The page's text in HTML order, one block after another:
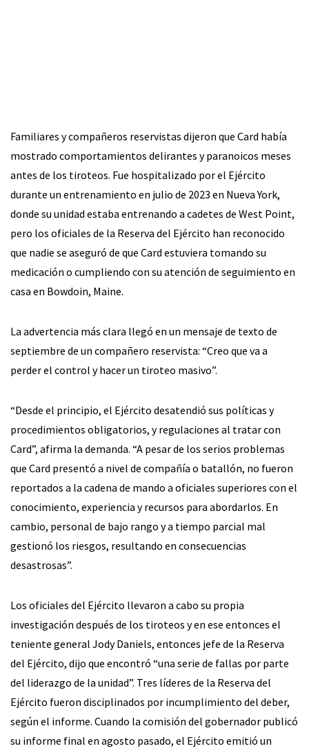
Familiares y compañeros reservistas dijeron que Card había
mostrado comportamientos delirantes y paranoicos meses
antes de los tiroteos. Fue hospitalizado por el Ejército
durante un entrenamiento en julio de 2023 en Nueva York,
donde su unidad estaba entrenando a cadetes de West Point,
pero los oficiales de la Reserva del Ejército han reconocido
que nadie se aseguró de que Card estuviera tomando su
medicación o cumpliendo con su atención de seguimiento en
casa en Bowdoin, Maine.
La advertencia más clara llegó en un mensaje de texto de
septiembre de un compañero reservista: “Creo que va a
perder el control y hacer un tiroteo masivo”.
“Desde el principio, el Ejército desatendió sus políticas y
procedimientos obligatorios, y regulaciones al tratar con
Card”, afirma la demanda. “A pesar de los serios problemas
que Card presentó a nivel de compañía o batallón, no fueron
reportados a la cadena de mando a oficiales superiores con el
conocimiento, experiencia y recursos para abordarlos. En
cambio, personal de bajo rango y a tiempo parcial mal
gestionó los riesgos, resultando en consecuencias
desastrosas”.
Los oficiales del Ejército llevaron a cabo su propia
investigación después de los tiroteos y en ese entonces el
teniente general Jody Daniels, entonces jefe de la Reserva
del Ejército, dijo que encontró “una serie de fallas por parte
del liderazgo de la unidad”. Tres líderes de la Reserva del
Ejército fueron disciplinados por incumplimiento del deber,
según el informe. Cuando la comisión del gobernador publicó
su informe final en agosto pasado, el Ejército emitió un